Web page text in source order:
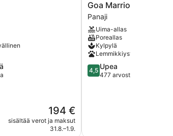
Hinta
on
194 €
194 €
sisältää verot ja maksut
31.8.–1.9.
Goa
Marriott
Resort
&
Spa
Panaji
Goa Marriott Resort &
Panaji
Uima-allas
Poreallas
Kylpylä
Lemmikkiystävällinen
4.5
kautta
4,5 Upea
477 arvostelua